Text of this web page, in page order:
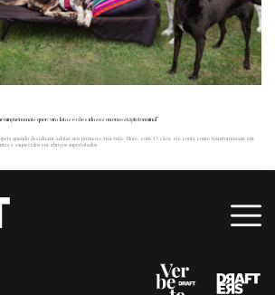
ninguém mais quer: vira-latas e cães idosos ou em estágio terminal”
quando decidiram adotar seu primeiro vira-lata. Hoje, com 13 cães, ele conta como transformaram em
e esquecidos em abrigos superlotados.